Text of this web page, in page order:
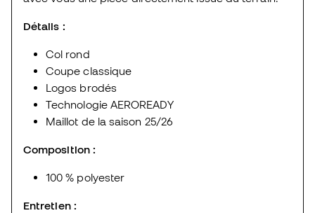
Détails :
Col rond
Coupe classique
Logos brodés
Technologie AEROREADY
Maillot de la saison 25/26
Composition :
100 % polyester
Entretien :